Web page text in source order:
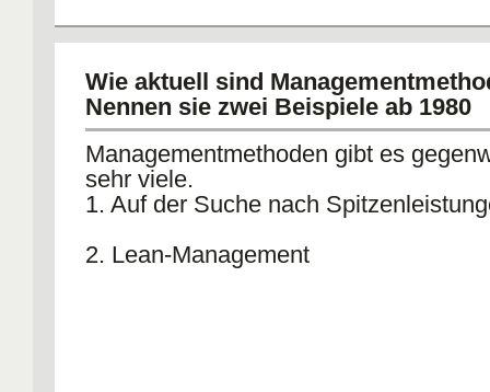
Wie aktuell sind
Nennen sie zwei Beispiele ab 1980
Managementmethoden gibt es
sehr viele.
1. Auf der Suche nach
2. Lean-Management